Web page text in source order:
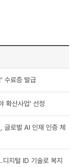
수료증 발급
확산사업’ 선정
글로벌 AI 인재 인증 체
디지털 ID 기술로 복지